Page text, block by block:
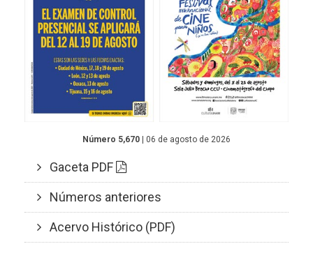
Número 5,670 | 06 de agosto de 2026
Gaceta PDF
Números anteriores
Acervo Histórico (PDF)